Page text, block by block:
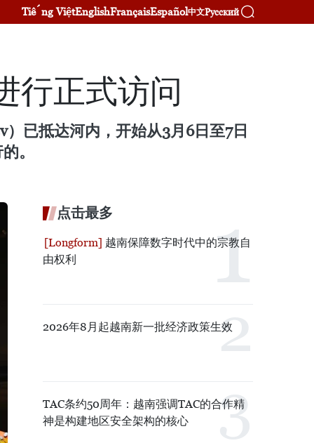
Tiếng ViệtEnglishFrançaisEspañol中文Русский
行正式访问
已抵达河内，开始从3月6日至7日
。
点击最多
越南保障数字时代中的宗教自
由权利
2026年8月起越南新一批经济政策生效
TAC条约50周年：越南强调TAC的合作精
神是构建地区安全架构的核心